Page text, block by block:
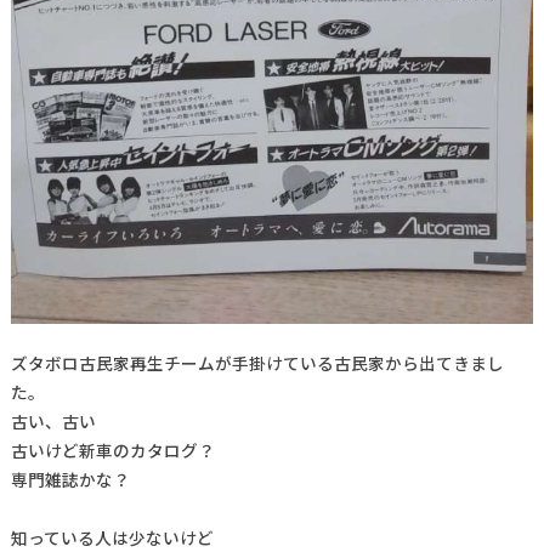
ズタボロ古民家再生チームが手掛けている古民家から出てきまし
た。
古い、古い
古いけど新車のカタログ？
専門雑誌かな？
知っている人は少ないけど